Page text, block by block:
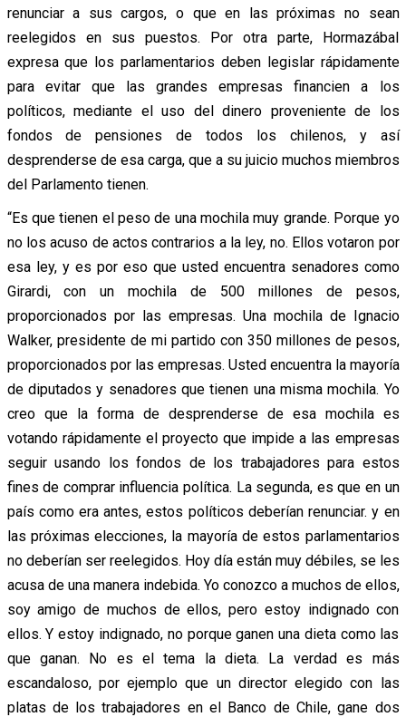
renunciar a sus cargos, o que en las próximas no sean
reelegidos en sus puestos. Por otra parte, Hormazábal
expresa que los parlamentarios deben legislar rápidamente
para evitar que las grandes empresas financien a los
políticos, mediante el uso del dinero proveniente de los
fondos de pensiones de todos los chilenos, y así
desprenderse de esa carga, que a su juicio muchos miembros
del Parlamento tienen.
“Es que tienen el peso de una mochila muy grande. Porque yo
no los acuso de actos contrarios a la ley, no. Ellos votaron por
esa ley, y es por eso que usted encuentra senadores como
Girardi, con un mochila de 500 millones de pesos,
proporcionados por las empresas. Una mochila de Ignacio
Walker, presidente de mi partido con 350 millones de pesos,
proporcionados por las empresas. Usted encuentra la mayoría
de diputados y senadores que tienen una misma mochila. Yo
creo que la forma de desprenderse de esa mochila es
votando rápidamente el proyecto que impide a las empresas
seguir usando los fondos de los trabajadores para estos
fines de comprar influencia política. La segunda, es que en un
país como era antes, estos políticos deberían renunciar. y en
las próximas elecciones, la mayoría de estos parlamentarios
no deberían ser reelegidos. Hoy día están muy débiles, se les
acusa de una manera indebida. Yo conozco a muchos de ellos,
soy amigo de muchos de ellos, pero estoy indignado con
ellos. Y estoy indignado, no porque ganen una dieta como las
que ganan. No es el tema la dieta. La verdad es más
escandaloso, por ejemplo que un director elegido con las
platas de los trabajadores en el Banco de Chile, gane dos